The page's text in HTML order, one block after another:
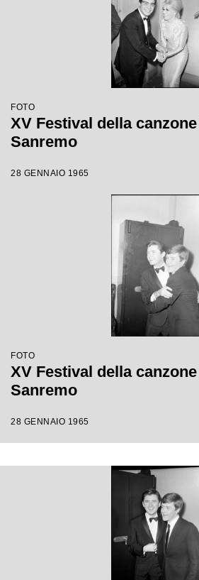
FOTO
XV Festival della
Sanremo
28 GENNAIO 1965
FOTO
XV Festival della
Sanremo
28 GENNAIO 1965